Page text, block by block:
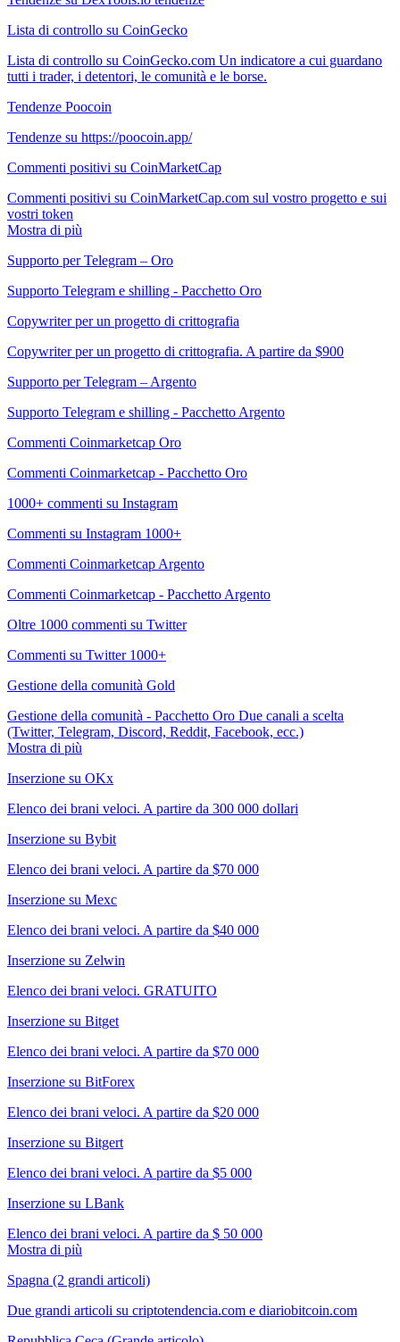
Lista di controllo su CoinGecko
Lista di controllo su CoinGecko.com Un indicatore a cui guardano
tutti i trader, i detentori, le comunità e le borse.
Tendenze Poocoin
Tendenze su https://poocoin.app/
Commenti positivi su CoinMarketCap
Commenti positivi su CoinMarketCap.com sul vostro progetto e sui
vostri token
Mostra di più
Supporto per Telegram – Oro
Supporto Telegram e shilling - Pacchetto Oro
Copywriter per un progetto di crittografia
Copywriter per un progetto di crittografia. A partire da $900
Supporto per Telegram – Argento
Supporto Telegram e shilling - Pacchetto Argento
Commenti Coinmarketcap Oro
Commenti Coinmarketcap - Pacchetto Oro
1000+ commenti su Instagram
Commenti su Instagram 1000+
Commenti Coinmarketcap Argento
Commenti Coinmarketcap - Pacchetto Argento
Oltre 1000 commenti su Twitter
Commenti su Twitter 1000+
Gestione della comunità Gold
Gestione della comunità - Pacchetto Oro Due canali a scelta
(Twitter, Telegram, Discord, Reddit, Facebook, ecc.)
Mostra di più
Inserzione su OKx
Elenco dei brani veloci. A partire da 300 000 dollari
Inserzione su Bybit
Elenco dei brani veloci. A partire da $70 000
Inserzione su Mexc
Elenco dei brani veloci. A partire da $40 000
Inserzione su Zelwin
Elenco dei brani veloci. GRATUITO
Inserzione su Bitget
Elenco dei brani veloci. A partire da $70 000
Inserzione su BitForex
Elenco dei brani veloci. A partire da $20 000
Inserzione su Bitgert
Elenco dei brani veloci. A partire da $5 000
Inserzione su LBank
Elenco dei brani veloci. A partire da $ 50 000
Mostra di più
Spagna (2 grandi articoli)
Due grandi articoli su criptotendencia.com e diariobitcoin.com